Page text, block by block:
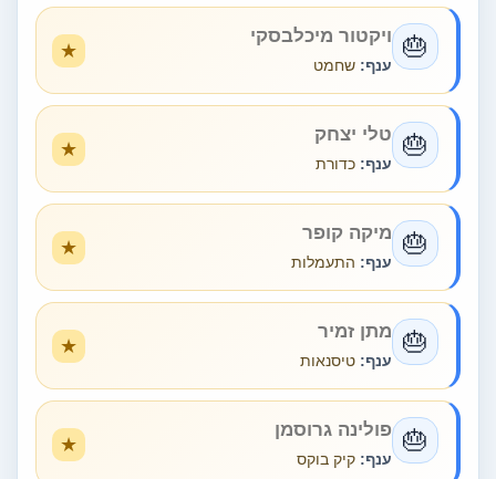
🎂 ויקטור מיכלבסקי
ענף: שחמט
🎂 טלי יצחק
ענף: כדורת
🎂 מיקה קופר
ענף: התעמלות
🎂 מתן זמיר
ענף: טיסנאות
🎂 פולינה גרוסמן
ענף: קיק בוקס